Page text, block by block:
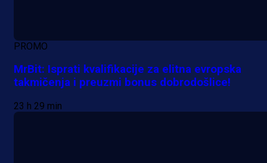
PROMO
MrBit: Isprati kvalifikacije za elitna evropska
takmičenja i preuzmi bonus dobrodošlice!
23 h 29 min